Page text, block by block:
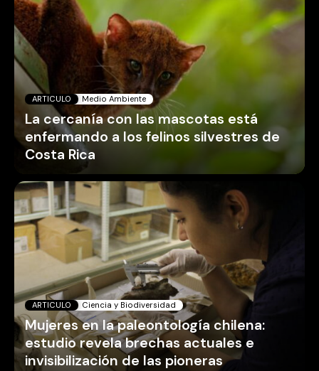
ARTICULO Medio Ambiente
La cercanía con las mascotas está
enfermando a los felinos silvestres de
Costa Rica
ARTICULO Ciencia y Biodiversidad
Mujeres en la paleontología chilena:
estudio revela brechas actuales e
invisibilización de las pioneras